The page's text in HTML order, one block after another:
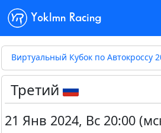
Yoklmn Racing
Виртуальный Кубок по Автокроссу
Третий
21 Янв 2024, Вс 20:00